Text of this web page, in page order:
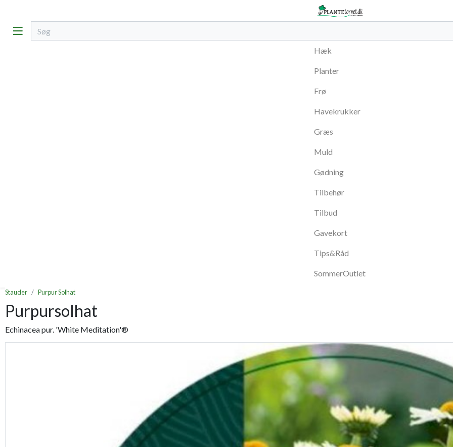
Hæk
Planter
Frø
Havekrukker
Græs
Muld
Gødning
Tilbehør
Tilbud
Gavekort
Tips&Råd
SommerOutlet
Stauder Purpur Solhat
Purpursolhat
Echinacea pur. 'White Meditation'®